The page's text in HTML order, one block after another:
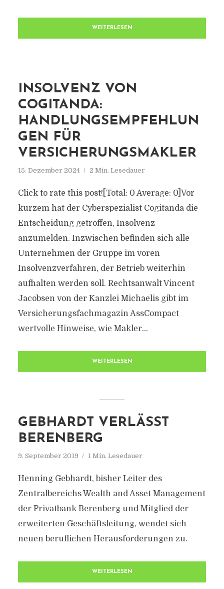
WEITERLESEN
INSOLVENZ VON
COGITANDA:
HANDLUNGSEMPFEHLUN
GEN FÜR
VERSICHERUNGSMAKLER
15. Dezember 2024 2 Min. Lesedauer
Click to rate this post![Total: 0 Average: 0]Vor
kurzem hat der Cyberspezialist Cogitanda die
Entscheidung getroffen, Insolvenz
anzumelden. Inzwischen befinden sich alle
Unternehmen der Gruppe im voren
Insolvenzverfahren, der Betrieb weiterhin
aufhalten werden soll. Rechtsanwalt Vincent
Jacobsen von der Kanzlei Michaelis gibt im
Versicherungsfachmagazin AssCompact
wertvolle Hinweise, wie Makler...
WEITERLESEN
GEBHARDT VERLÄSST
BERENBERG
9. September 2019 1 Min. Lesedauer
Henning Gebhardt, bisher Leiter des
Zentralbereichs Wealth and Asset Management
der Privatbank Berenberg und Mitglied der
erweiterten Geschäftsleitung, wendet sich
neuen beruflichen Herausforderungen zu.
WEITERLESEN